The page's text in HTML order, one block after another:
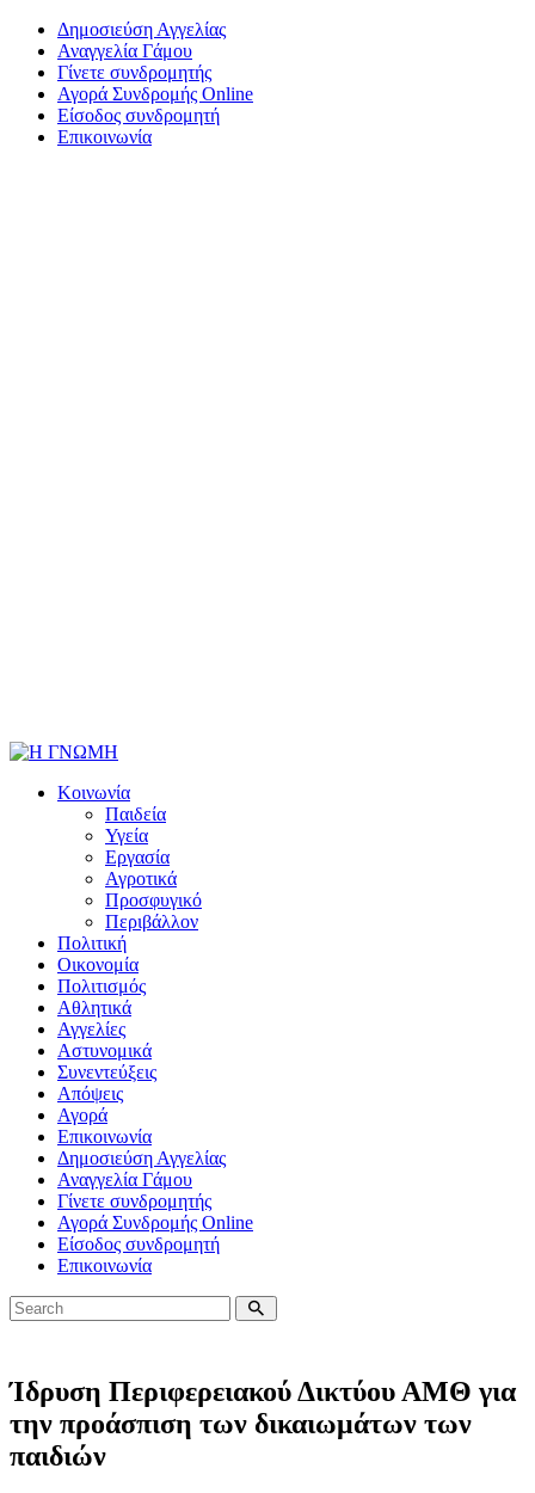
Δημοσιεύση Αγγελίας
Αναγγελία Γάμου
Γίνετε συνδρομητής
Αγορά Συνδρομής Online
Είσοδος συνδρομητή
Επικοινωνία
Κοινωνία
Παιδεία
Υγεία
Εργασία
Αγροτικά
Προσφυγικό
Περιβάλλον
Πολιτική
Οικονομία
Πολιτισμός
Αθλητικά
Αγγελίες
Αστυνομικά
Συνεντεύξεις
Απόψεις
Αγορά
Επικοινωνία
Δημοσιεύση Αγγελίας
Αναγγελία Γάμου
Γίνετε συνδρομητής
Αγορά Συνδρομής Online
Είσοδος συνδρομητή
Επικοινωνία
Ίδρυση Περιφερειακού Δικτύου ΑΜΘ για
την προάσπιση των δικαιωμάτων των
παιδιών